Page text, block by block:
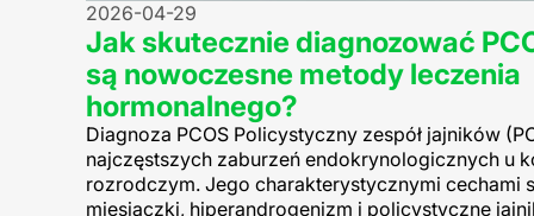
Jak skutecznie diagnozować
są nowoczesne metody leczenia
hormonalnego?
2026-04-29
Diagnoza PCOS Policystyczny zespół jajników
najczęstszych zaburzeń endokrynologicznych u
rozrodczym. Jego charakterystycznymi cechami
miesiączki, hiperandrogenizm i policystyczne